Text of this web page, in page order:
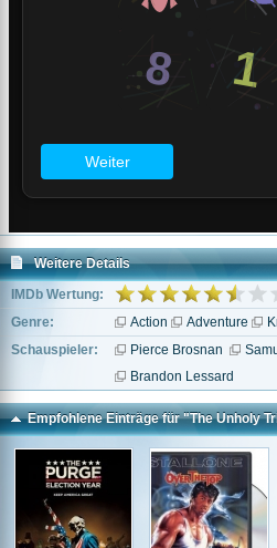
Weitere Details
IMDb Wertung:
Genre:
Action Adventure
Schauspieler:
Pierce Brosnan
Brandon Lessard
Empfohlene Einträge für "The Unholy